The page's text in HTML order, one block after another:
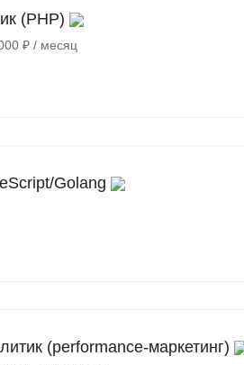
(PHP)
₽ / месяц
Golang
(performance-маркетинг)